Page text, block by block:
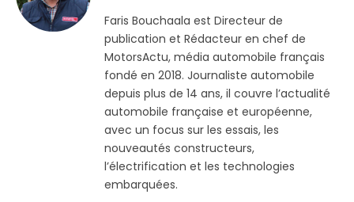
Faris Bouchaala est Directeur de
publication et Rédacteur en chef de
MotorsActu, média automobile français
fondé en 2018. Journaliste automobile
depuis plus de 14 ans, il couvre l’actualité
automobile française et européenne,
avec un focus sur les essais, les
nouveautés constructeurs,
l’électrification et les technologies
embarquées.